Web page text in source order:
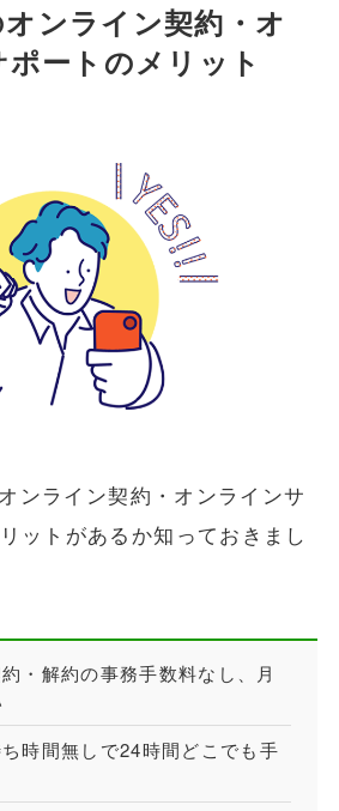
ンライン契約・オ
ートのメリット
ンライン契約・オンラインサ
ットがあるか知っておきまし
・解約の事務手数料なし、月
時間無しで24時間どこでも手